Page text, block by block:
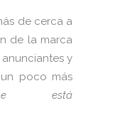
de cerca a
de la marca
y
poco más
está